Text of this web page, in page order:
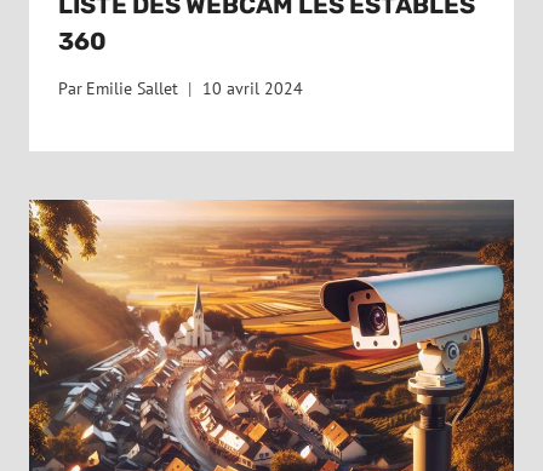
360
Par Emilie Sallet 10 avril 2024